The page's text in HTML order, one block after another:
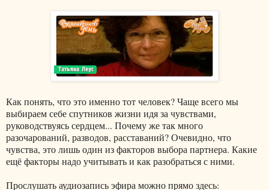
Как понять, что это именно тот человек? Чаще всего мы
выбираем себе спутников жизни идя за чувствами,
руководствуясь сердцем... Почему же так много
разочарований, разводов, расставаний? Очевидно, что
чувства, это лишь один из факторов выбора партнера. Какие
ещё факторы надо учитывать и как разобраться с ними.
Прослушать аудиозапись эфира можно прямо здесь: